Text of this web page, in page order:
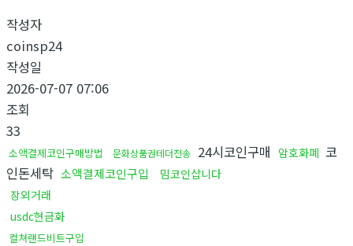
작성자
coinsp24
작성일
2026-07-07 07:06
조회
33
소액결제코인구매방법 문화상품권테더전송 24시코인구매 암호화폐 코
인돈세탁 소액결제코인구입
밈코인삽니다
장외거래
usdc현금화
컬쳐랜드비트구입